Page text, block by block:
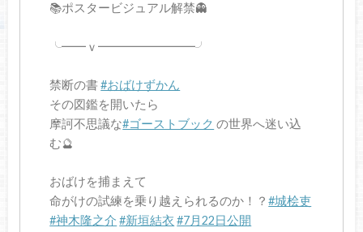
📚ポスタービジュアル解禁👻
╰━━ｖ━━━━━━━━╯
禁断の書#おばけずかん
その図鑑を開いたら
摩訶不思議な#ゴーストブック の世界へ迷い込
む🔮
おばけを捕まえて
命がけの試練を乗り越えられるのか！？#城桧吏
#神木隆之介 #新垣結衣 #7月22日公開